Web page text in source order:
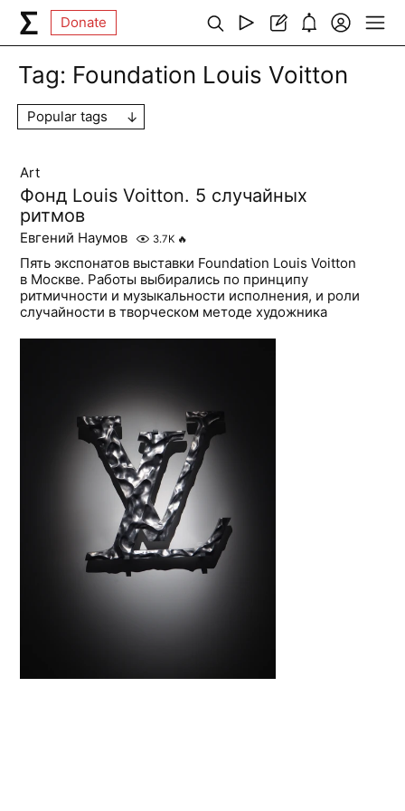
Donate
Tag: Foundation Louis Voitton
Popular tags
Art
Фонд Louis Voitton. 5 случайных
ритмов
Евгений Наумов 3.7K 🔥
Пять экспонатов выставки Foundation Louis Voitton
в Москве. Работы выбирались по принципу
ритмичности и музыкальности исполнения, и роли
случайности в творческом методе художника